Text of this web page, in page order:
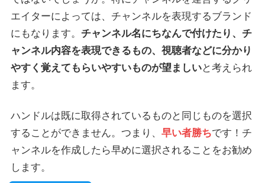
エイターによっては、チャンネルを表現するブランド
にもなります。 チャンネル名にちなんで付けたり、チ
ャンネル内容を表現できるもの、視聴者などに分かり
やすく覚えてもらいやすいものが望ましいと考えられ
ます。
ハンドルは既に取得されているものと同じものを選択
することができません。つまり、 早い者勝ちです！チ
ャンネルを作成したら早めに選択されることをお勧め
します。